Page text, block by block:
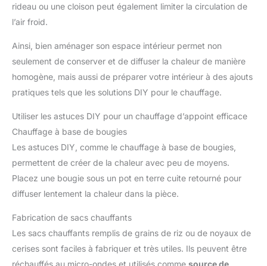
rideau ou une cloison peut également limiter la circulation de
l’air froid.
Ainsi, bien aménager son espace intérieur permet non
seulement de conserver et de diffuser la chaleur de manière
homogène, mais aussi de préparer votre intérieur à des ajouts
pratiques tels que les solutions DIY pour le chauffage.
Utiliser les astuces DIY pour un chauffage d’appoint efficace
Chauffage à base de bougies
Les astuces DIY, comme le chauffage à base de bougies,
permettent de créer de la chaleur avec peu de moyens.
Placez une bougie sous un pot en terre cuite retourné pour
diffuser lentement la chaleur dans la pièce.
Fabrication de sacs chauffants
Les sacs chauffants remplis de grains de riz ou de noyaux de
cerises sont faciles à fabriquer et très utiles. Ils peuvent être
réchauffés au micro-ondes et utilisés comme source de